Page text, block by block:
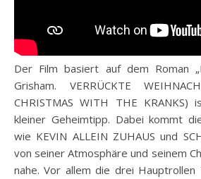
Der Film basiert auf dem Roman
Grisham. VERRÜCKTE
CHRISTMAS WITH THE
kleiner Geheimtipp. Dabei kommt
wie KEVIN ALLEIN ZUHAUS und
von seiner Atmosphäre und seinem
nahe. Vor allem die drei Hauptrollen